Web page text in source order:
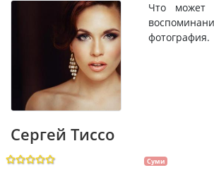
Что может
фотография.
Сергей Тиссо
Суми